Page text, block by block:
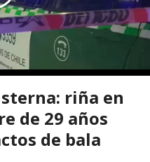
riña en
de 29 años
de bala